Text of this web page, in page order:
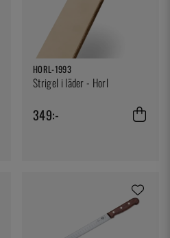
HORL-1993
Strigel i läder - Horl
349:-